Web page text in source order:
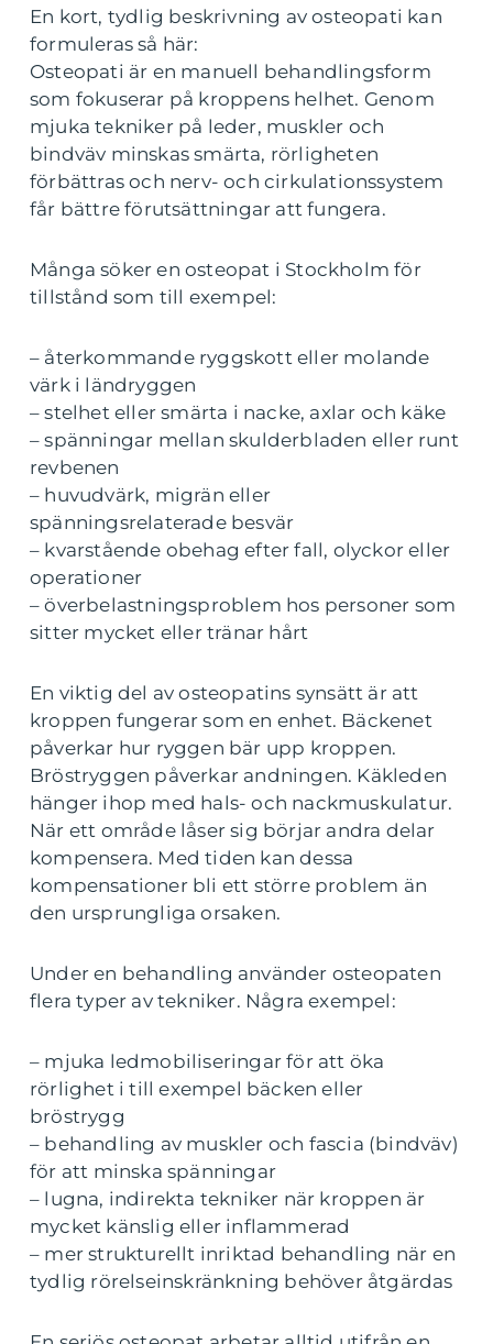
En kort, tydlig beskrivning av osteopati kan
formuleras så här:
Osteopati är en manuell behandlingsform
som fokuserar på kroppens helhet. Genom
mjuka tekniker på leder, muskler och
bindväv minskas smärta, rörligheten
förbättras och nerv- och cirkulationssystem
får bättre förutsättningar att fungera.
Många söker en osteopat i Stockholm för
tillstånd som till exempel:
– återkommande ryggskott eller molande
värk i ländryggen
– stelhet eller smärta i nacke, axlar och käke
– spänningar mellan skulderbladen eller runt
revbenen
– huvudvärk, migrän eller
spänningsrelaterade besvär
– kvarstående obehag efter fall, olyckor eller
operationer
– överbelastningsproblem hos personer som
sitter mycket eller tränar hårt
En viktig del av osteopatins synsätt är att
kroppen fungerar som en enhet. Bäckenet
påverkar hur ryggen bär upp kroppen.
Bröstryggen påverkar andningen. Käkleden
hänger ihop med hals- och nackmuskulatur.
När ett område låser sig börjar andra delar
kompensera. Med tiden kan dessa
kompensationer bli ett större problem än
den ursprungliga orsaken.
Under en behandling använder osteopaten
flera typer av tekniker. Några exempel:
– mjuka ledmobiliseringar för att öka
rörlighet i till exempel bäcken eller
bröstrygg
– behandling av muskler och fascia (bindväv)
för att minska spänningar
– lugna, indirekta tekniker när kroppen är
mycket känslig eller inflammerad
– mer strukturellt inriktad behandling när en
tydlig rörelseinskränkning behöver åtgärdas